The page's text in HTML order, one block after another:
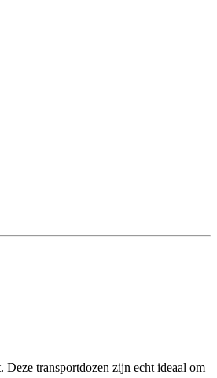
Deze transportdozen zijn echt ideaal om